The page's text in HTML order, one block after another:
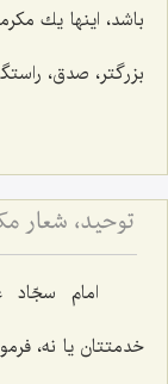
باشد، اینها یك
بزرگتر، صدق،
توحید، شعار
امام سجّاد
خدمتتان یا نه،